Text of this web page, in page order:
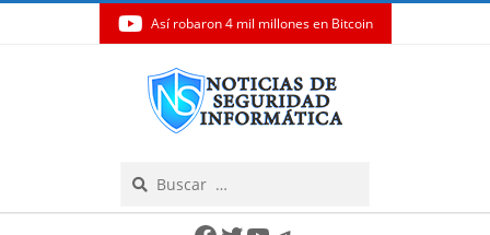
Así robaron 4 mil millones en Bitcoin